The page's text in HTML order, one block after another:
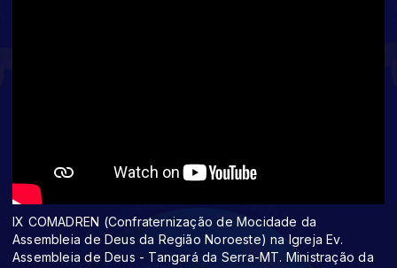
IX COMADREN (Confraternização de Mocidade da
Assembleia de Deus da Região Noroeste) na Igreja Ev.
Assembleia de Deus - Tangará da Serra-MT. Ministração da